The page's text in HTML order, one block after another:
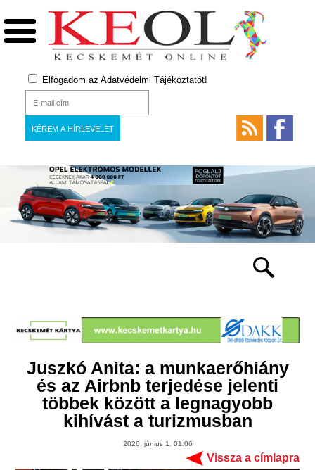
Elfogadom az Adatvédelmi Tájékoztatót!
Juszkó Anita: a munkaerőhiány
és az Airbnb terjedése jelenti
többek között a legnagyobb
kihívást a turizmusban
2026. június 1. 01:06
Vissza a címlapra